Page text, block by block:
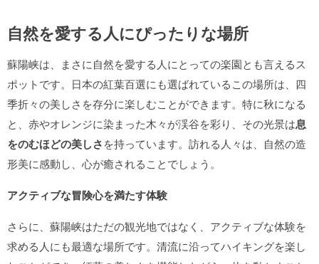
自然を愛する人にぴったりな場所
蘇陽峡は、まさに自然を愛する人にとっての楽園とも言えるス
ポットです。日本の紅葉百選にも選ばれているこの場所は、四
季折々の美しさを存分に楽しむことができます。特に秋になる
と、赤やオレンジに染まった木々が渓谷を彩り、その光景は息
をのむほどの美しさを持っています。訪れる人々は、自然の造
形美に感動し、心が癒されることでしょう。
アクティブな冒険心を満たす体験
さらに、蘇陽峡はただの観光地ではなく、アクティブな体験を
求める人にも最適な場所です。清流に沿ってハイキングを楽し